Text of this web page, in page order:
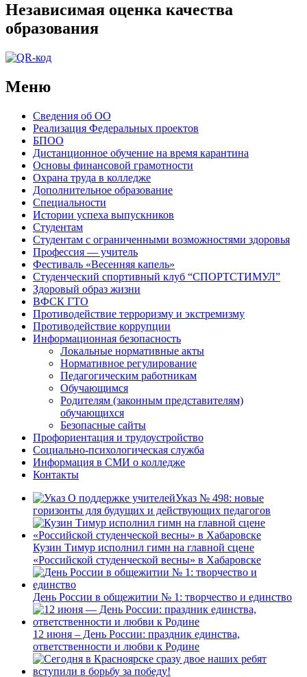
Независимая оценка качества
образования
Меню
Сведения об ОО
Реализация Федеральных проектов
БПОО
Дистанционное обучение на время карантина
Основы финансовой грамотности
Охрана труда в колледже
Дополнительное образование
Специальности
Истории успеха выпускников
Студентам
Студентам с ограниченными возможностями здоровья
Профессия — учитель
Фестиваль «Весенняя капель»
Студенческий спортивный клуб “СПОРТСТИМУЛ”
Здоровый образ жизни
ВФСК ГТО
Противодействие терроризму и экстремизму
Противодействие коррупции
Информационная безопасность
Локальные нормативные акты
Нормативное регулирование
Педагогическим работникам
Обучающимся
Родителям (законным представителям)
обучающихся
Безопасные сайты
Профориентация и трудоустройство
Социально-психологическая служба
Информация в СМИ о колледже
Контакты
Указ № 498: новые
горизонты для будущих и действующих педагогов
Кузин Тимур исполнил гимн на главной сцене
«Российской студенческой весны» в Хабаровске
День России в общежитии № 1: творчество и единство
12 июня – День России: праздник единства,
ответственности и любви к Родине